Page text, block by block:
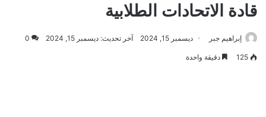
قادة الاتحادات الطلابية
إبراهيم جبر ديسمبر 15, 2024 آخر تحديث: ديسمبر 15, 2024 0
125 دقيقة واحدة